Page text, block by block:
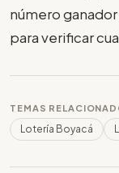
número
para verificar
TEMAS
Lotería Boyacá